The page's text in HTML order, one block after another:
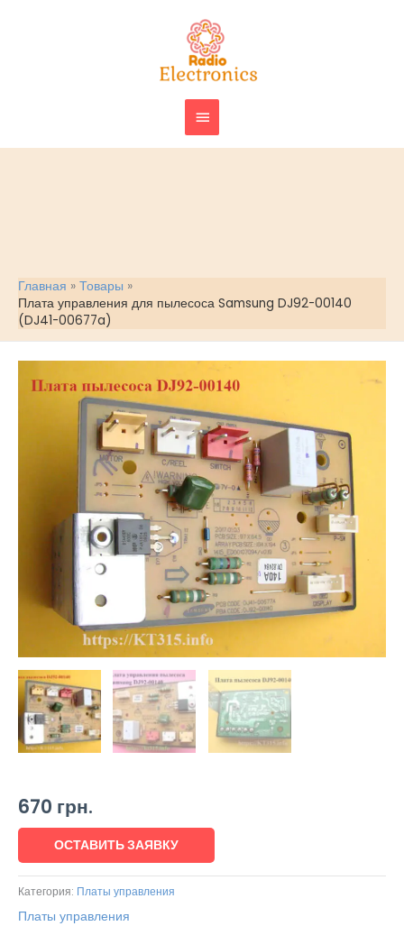
ГЛАВНОЕ
МЕНЮ
Главная
Товары
Плата управления для пылесоса Samsung DJ92-00140
(DJ41-00677a)
670 грн.
ОСТАВИТЬ ЗАЯВКУ
Категория: Платы управления
Платы управления